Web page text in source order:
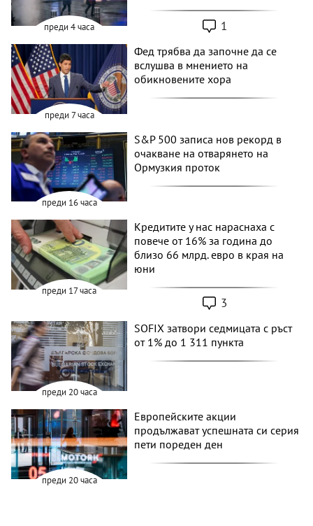
преди 4 часа 1
преди 7 часа
Фед трябва да започне да се
вслушва в мнението на
обикновените хора
преди 16 часа
S&P 500 записа нов рекорд в
очакване на отварянето на
Ормузкия проток
преди 17 часа
Кредитите у нас нараснаха с
повече от 16% за година до
близо 66 млрд. евро в края на
юни
3
преди 20 часа
SOFIX затвори седмицата с ръст
от 1% до 1 311 пункта
преди 20 часа
Европейските акции
продължават успешната си серия
пети пореден ден